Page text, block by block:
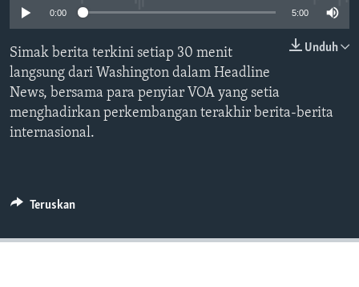
Bahasa-bahasa
0:00 5:00
Unduh
Simak berita terkini setiap 30 menit
langsung dari Washington dalam Headline
News, bersama para penyiar VOA yang setia
menghadirkan perkembangan terakhir berita-berita
internasional.
Teruskan